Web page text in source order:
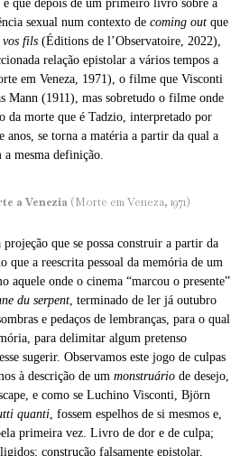
que depois de um primeiro livro sobre a
sexual num contexto de coming out que
fils (Éditions de l’Observatoire, 2022),
relação epistolar a vários tempos a
em Veneza, 1971), o filme que Visconti
Mann (1911), mas sobretudo o filme onde
da morte que é Tadzio, interpretado por
anos, se torna a matéria a partir da qual a
mesma definição.
a Venezia (Morte em Veneza, 1971)
que se possa construir a partir da
que a reescrita pessoal da memória de um
aquele onde o cinema “marcou o presente”
du serpent , terminado de ler já outubro
e pedaços de lembranças, para o qual
para delimitar algum pretenso
sugerir. Observamos este jogo de culpas
à descrição de um monstruário de desejo,
e como se Luchino Visconti, Björn
quanti , fossem espelhos de si mesmos e,
primeira vez. Livro de dor e de culpa;
construção falsamente epistolar,